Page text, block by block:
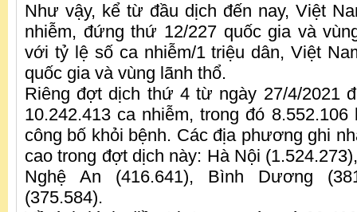
Như vậy, kể từ đầu dịch đến nay, Việt
nhiễm, đứng thứ 12/227 quốc gia và
với tỷ lệ số ca nhiễm/1 triệu dân, Việt
quốc gia và vùng lãnh thổ.
Riêng đợt dịch thứ 4 từ ngày 27/4/2021
10.242.413 ca nhiễm, trong đó
công bố khỏi bệnh. Các địa phương ghi
cao trong đợt dịch này: Hà Nội
Nghệ An (416.641), Bình Dương
(375.584).